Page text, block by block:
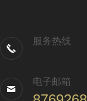
服务热线
电子邮箱